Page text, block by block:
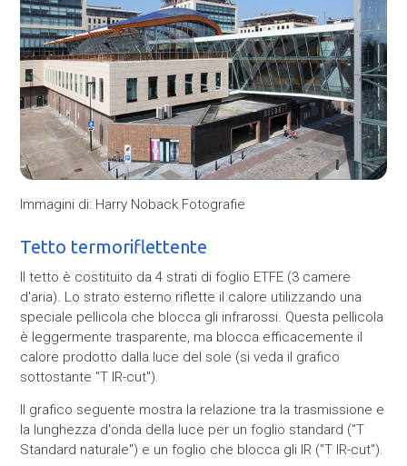
Immagini di: Harry Noback Fotografie
Tetto termoriflettente
Il tetto è costituito da 4 strati di foglio ETFE (3 camere
d'aria). Lo strato esterno riflette il calore utilizzando una
speciale pellicola che blocca gli infrarossi. Questa pellicola
è leggermente trasparente, ma blocca efficacemente il
calore prodotto dalla luce del sole (si veda il grafico
sottostante ''T IR-cut'').
Il grafico seguente mostra la relazione tra la trasmissione e
la lunghezza d'onda della luce per un foglio standard (''T
Standard naturale'') e un foglio che blocca gli IR (''T IR-cut'').